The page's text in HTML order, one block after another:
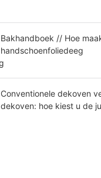
Bakhandboek // Hoe
handschoenfoliedeeg
Conventionele dekoven
dekoven: hoe kiest u de